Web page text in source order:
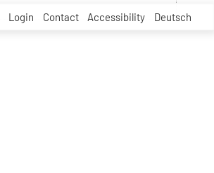
Login Contact Accessibility Deutsch